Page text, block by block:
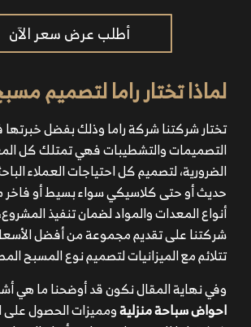
أطلب عرض سعر الآن
لماذا تختار راما لتصميم
تختار شركتنا شركة راما وذلك بفضل
التصميمات والتشطيبات فهي تمتلك كل
الضرورية، لتصميم كل احتياجات العملاء
حديث أو حتى كلاسيكي سواء بسيط أو فاخر
أنواع المعدات والمواد لضمان تنفيذ
شركتنا على تقديم مجموعة من أفضل
تتلائم مع الميزانيات لتصميم نوع المسبح
وفي نهاية المقال نكون قد أوضحنا ما هي
احواض سباحة منزليةومميزات الحصول